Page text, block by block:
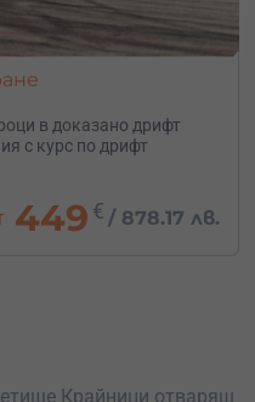
в доказано дрифт
с курс по дрифт
449 € /878.17 лв.
Крайници отваряш